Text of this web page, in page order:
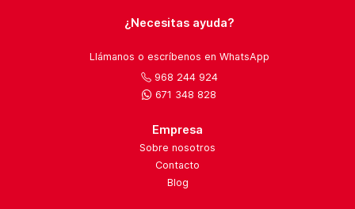
¿Necesitas ayuda?
Llámanos o escríbenos en WhatsApp
968 244 924
671 348 828
Empresa
Sobre nosotros
Contacto
Blog